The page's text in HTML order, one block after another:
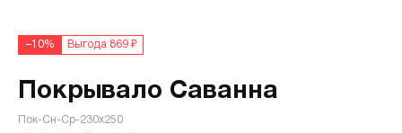
–10% Выгода 869 ₽
Покрывало Саванна
Пок-Сн-Ср-230х250